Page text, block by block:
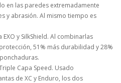
en las paredes extremadamente
y abrasión. Al mismo tiempo es
EXO y SilkShield. Al combinarlas
51% más durabilidad y 28%
Capa Speed. Usado
de XC y Enduro, los dos